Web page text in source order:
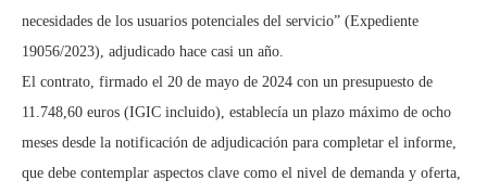
necesidades de los usuarios potenciales del servicio” (Expediente
19056/2023), adjudicado hace casi un año.
El contrato, firmado el 20 de mayo de 2024 con un presupuesto de
11.748,60 euros (IGIC incluido), establecía un plazo máximo de ocho
meses desde la notificación de adjudicación para completar el informe,
que debe contemplar aspectos clave como el nivel de demanda y oferta,